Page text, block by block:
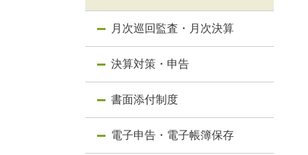
月次巡回監査・月次決算
決算対策・申告
書面添付制度
電子申告・電子帳簿保存